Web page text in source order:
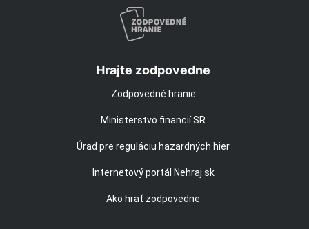
Hrajte zodpovedne
Zodpovedné hranie
Ministerstvo financií SR
Úrad pre reguláciu hazardných hier
Internetový portál Nehraj.sk
Ako hrať zodpovedne